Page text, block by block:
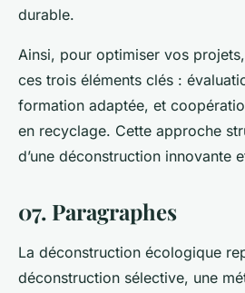
durable.
Ainsi, pour optimiser vos
ces trois éléments clés :
formation adaptée, et
en recyclage. Cette approche
d’une déconstruction innovante
07. Paragraphes
La déconstruction écologique
déconstruction sélective, une